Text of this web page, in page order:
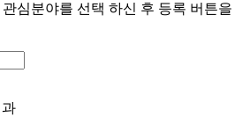
심분야를 선택 하신 후 등록 버튼을